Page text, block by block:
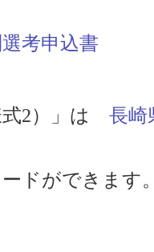
考申込書
2）」は 長崎
ドができます